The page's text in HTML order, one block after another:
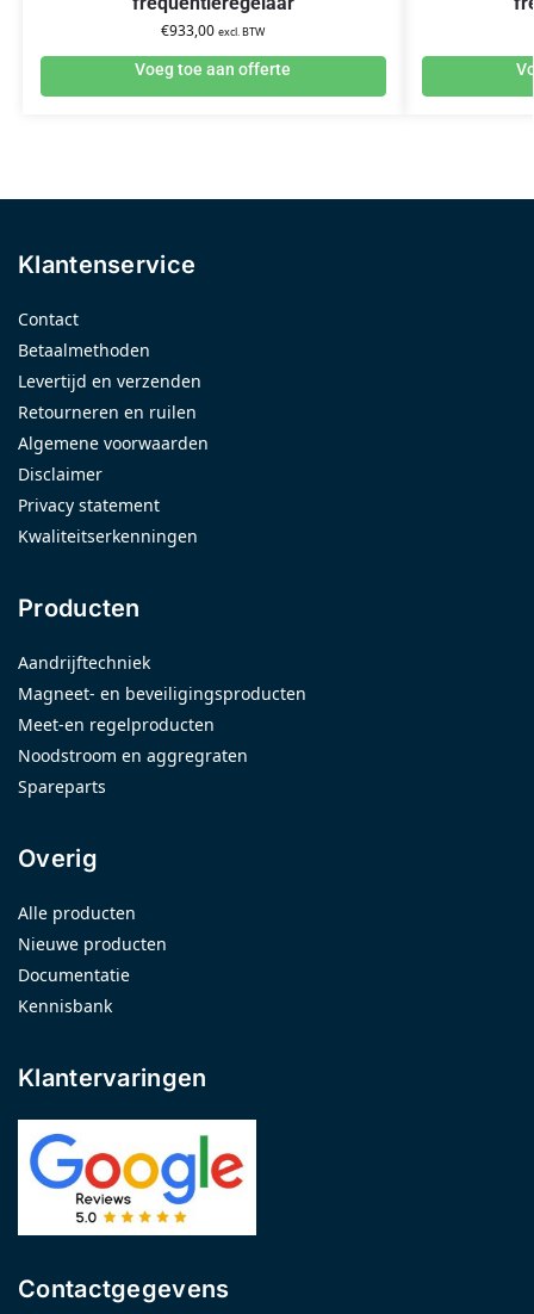
€933,00 excl. BTW
Voeg toe aan offerte
Klantenservice
Contact
Betaalmethoden
Levertijd en verzenden
Retourneren en ruilen
Algemene voorwaarden
Disclaimer
Privacy statement
Kwaliteitserkenningen
Producten
Aandrijftechniek
Magneet- en beveiligingsproducten
Meet-en regelproducten
Noodstroom en aggregraten
Spareparts
Overig
Alle producten
Nieuwe producten
Documentatie
Kennisbank
Klantervaringen
Contactgegevens